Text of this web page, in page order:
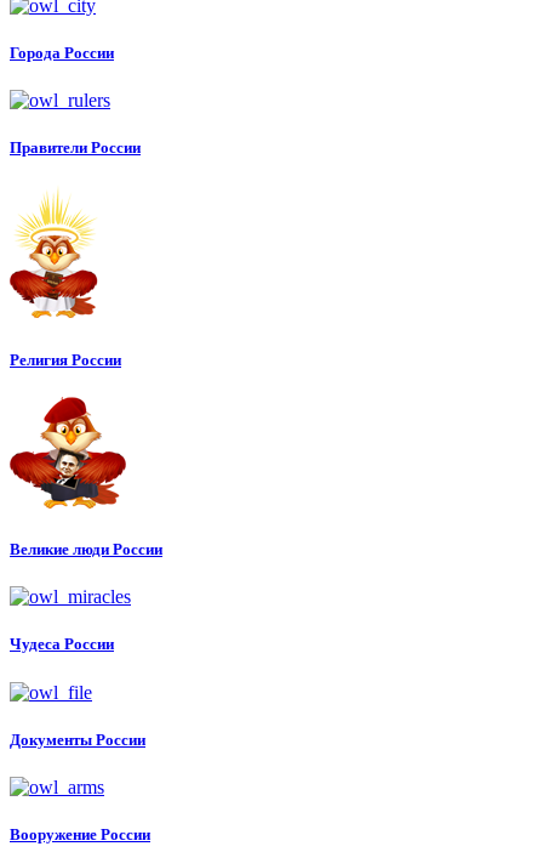
Города России
Правители России
Религия России
Великие люди России
Чудеса России
Документы России
Вооружение России